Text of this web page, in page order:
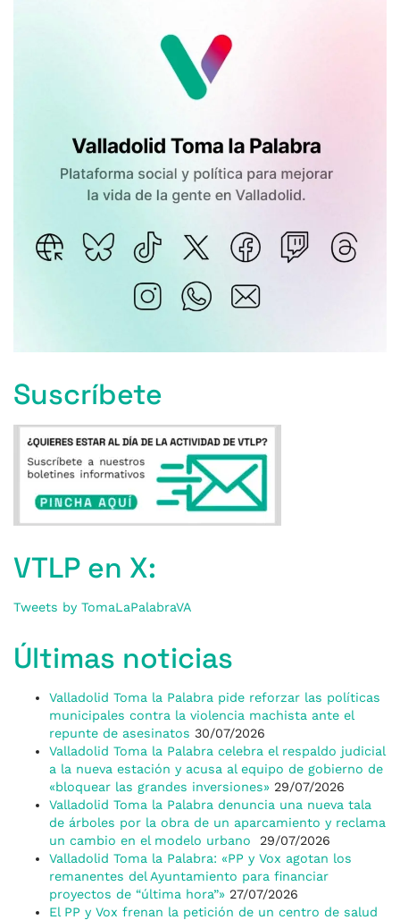
Suscríbete
VTLP en X:
Tweets by TomaLaPalabraVA
Últimas noticias
Valladolid Toma la Palabra pide reforzar las políticas
municipales contra la violencia machista ante el
repunte de asesinatos 30/07/2026
Valladolid Toma la Palabra celebra el respaldo judicial
a la nueva estación y acusa al equipo de gobierno de
«bloquear las grandes inversiones» 29/07/2026
Valladolid Toma la Palabra denuncia una nueva tala
de árboles por la obra de un aparcamiento y reclama
un cambio en el modelo urbano
29/07/2026
Valladolid Toma la Palabra: «PP y Vox agotan los
remanentes del Ayuntamiento para financiar
proyectos de “última hora”» 27/07/2026
El PP y Vox frenan la petición de un centro de salud